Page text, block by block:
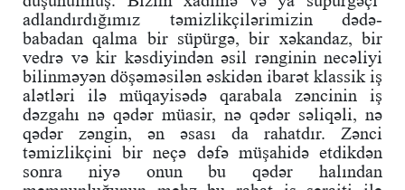
adlandırdığımız təmizlikçilərimizin dədə-
babadan qalma bir süpürgə, bir xəkandaz, bir
vedrə və kir kəsdiyindən əsil rənginin necəliyi
bilinməyən döşəməsilən əskidən ibarət klassik iş
alətləri ilə müqayisədə qarabala zəncinin iş
dəzgahı nə qədər müasir, nə qədər səliqəli, nə
qədər zəngin, ən əsası da rahatdır. Zənci
təmizlikçini bir neçə dəfə müşahidə etdikdən
sonra niyə onun bu qədər halından